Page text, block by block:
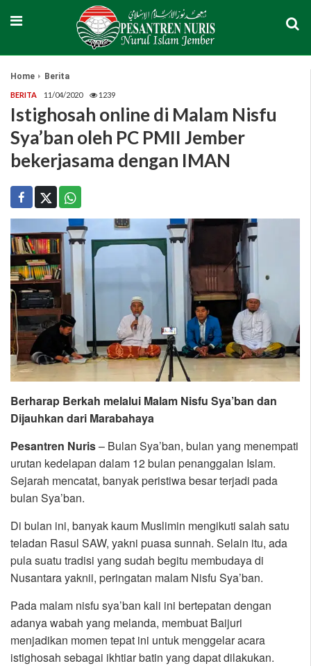
Home Berita
BERITA 11/04/2020 1239
Istighosah online di Malam Nisfu
Sya’ban oleh PC PMII Jember
bekerjasama dengan IMAN
Berharap Berkah melalui Malam Nisfu Sya’ban dan
Dijauhkan dari Marabahaya
Pesantren Nuris– Bulan Sya’ban, bulan yang menempati
urutan kedelapan dalam 12 bulan penanggalan Islam.
Sejarah mencatat, banyak peristiwa besar terjadi pada
bulan Sya’ban.
Di bulan ini, banyak kaum Muslimin mengikuti salah satu
teladan Rasul SAW, yakni puasa sunnah. Selain itu, ada
pula suatu tradisi yang sudah begitu membudaya di
Nusantara yaknii, peringatan malam Nisfu Sya’ban.
Pada malam nisfu sya’ban kali ini bertepatan dengan
adanya wabah yang melanda, membuat Baijuri
menjadikan momen tepat ini untuk menggelar acara
istighosah sebagai ikhtiar batin yang dapat dilakukan.